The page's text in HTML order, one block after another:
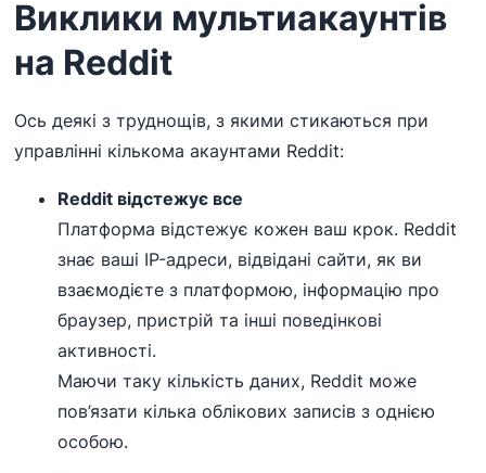
Виклики мультиакаунтів
на Reddit
Ось деякі з труднощів, з якими стикаються при
управлінні кількома акаунтами Reddit:
Reddit відстежує все
Платформа відстежує кожен ваш крок. Reddit
знає ваші IP-адреси, відвідані сайти, як ви
взаємодієте з платформою, інформацію про
браузер, пристрій та інші поведінкові
активності.
Маючи таку кількість даних, Reddit може
пов’язати кілька облікових записів з однією
особою.